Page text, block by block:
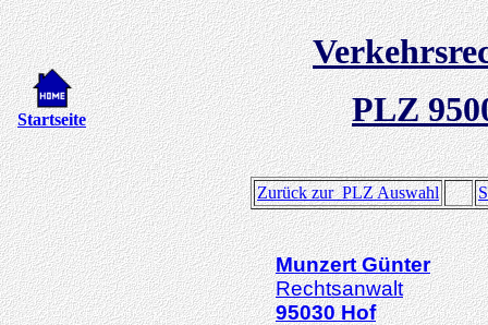
Startseite
PLZ
Zurück zur PLZ Auswahl
Munzert Günter
Rechtsanwalt
95030 Hof